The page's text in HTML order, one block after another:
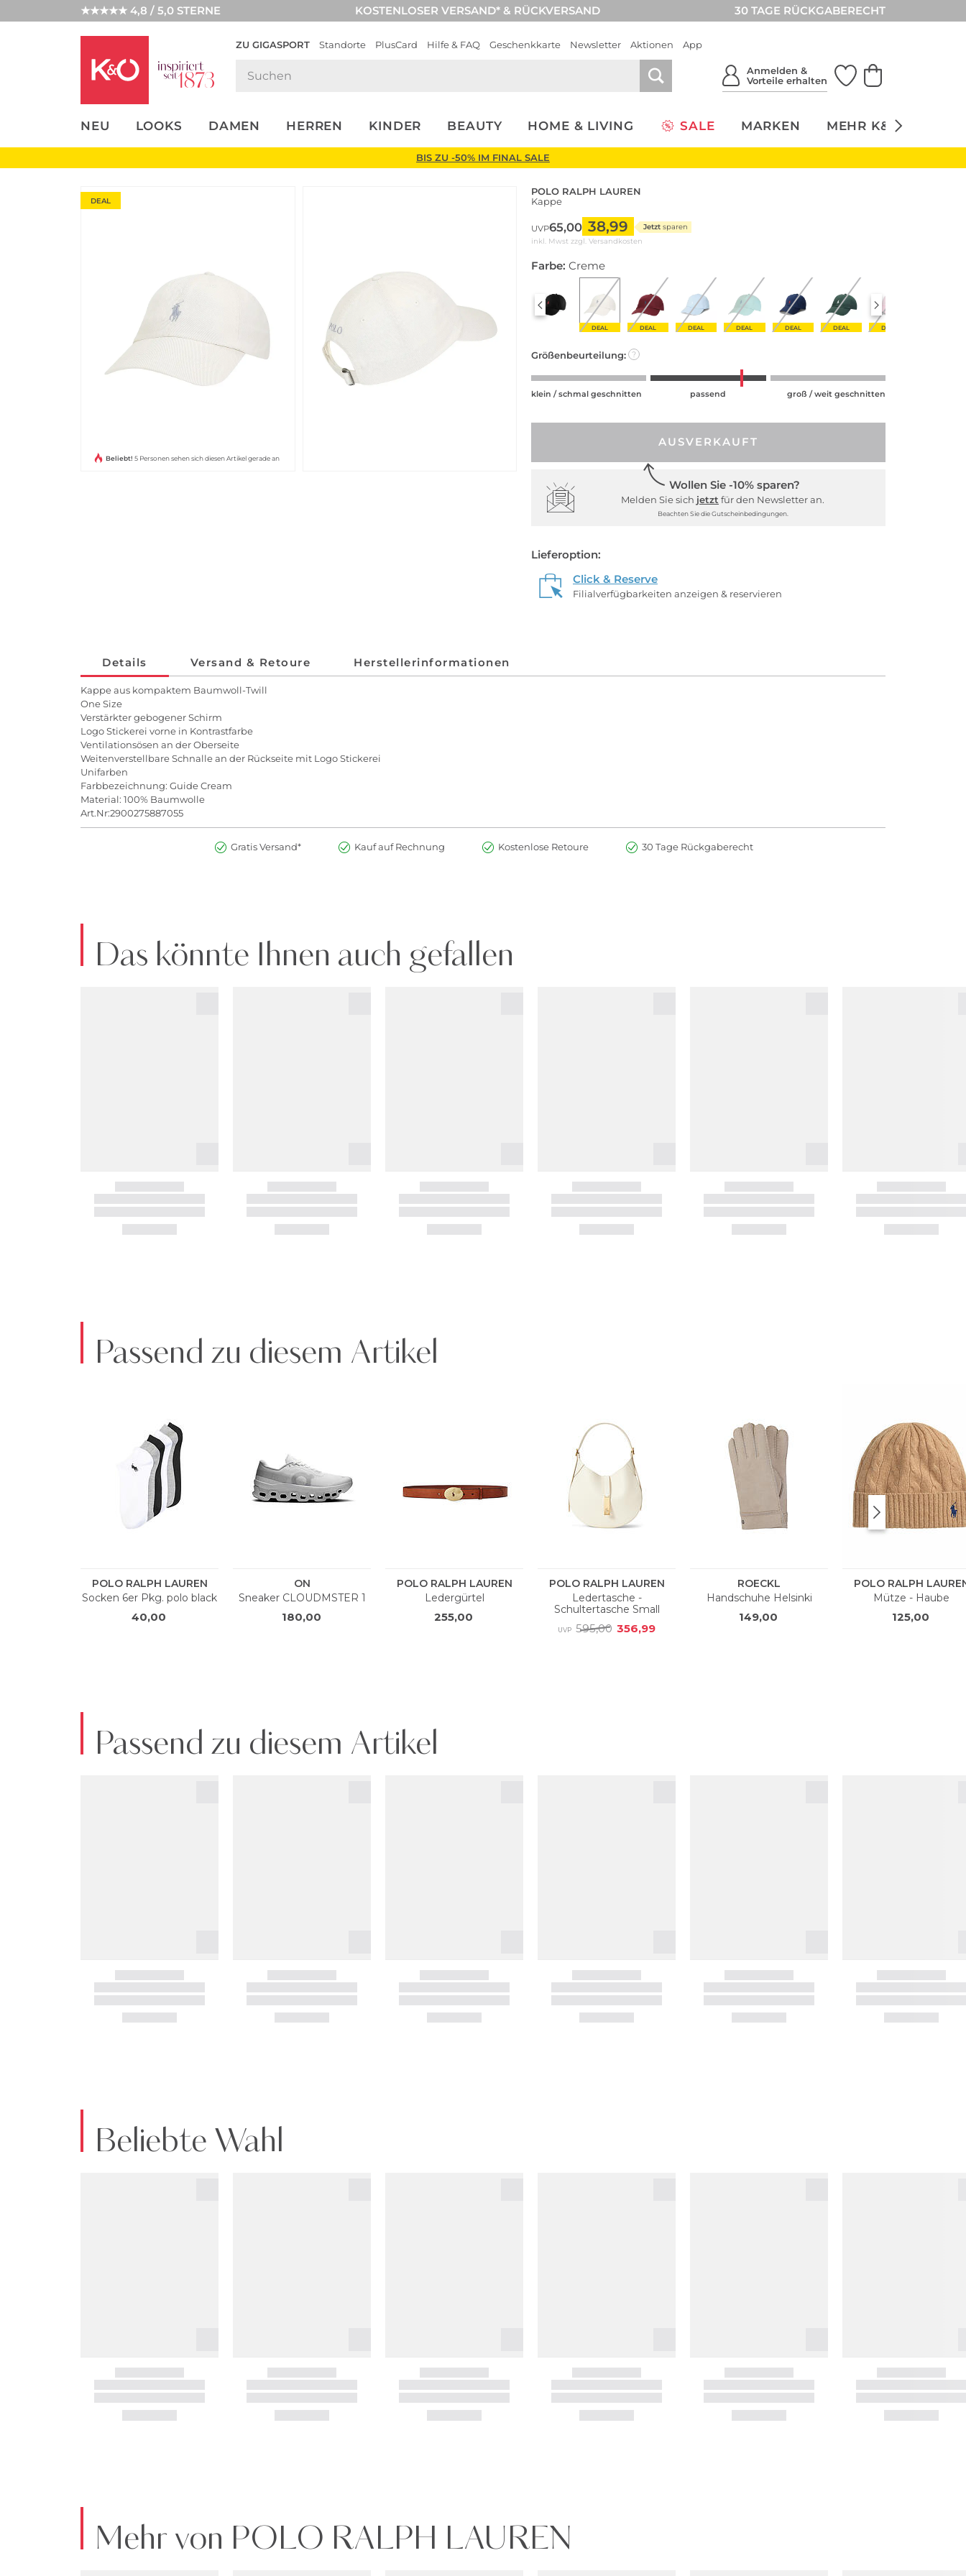
★★★★★ 4,8 / 5,0 STERNE KOSTENLOSER VERSAND* & RÜCKVERSAND 30 TAGE RÜCKGABERECHT
ZU GIGASPORT Standorte PlusCard Hilfe & FAQ Geschenkkarte Newsletter Aktionen App
Anmelden &
Vorteile erhalten
NEU LOOKS DAMEN HERREN KINDER BEAUTY HOME & LIVING SALE MARKEN MEHR K&Ö
UNSERE APP
CLICK &
BIS ZU -50% IM FINAL SALE
DEAL
Beliebt! 5 Personen sehen sich diesen Artikel gerade an
POLO RALPH LAUREN
Kappe
UVP65,00 38,99 Jetzt sparen
inkl. Mwst zzgl. Versandkosten
Farbe: Creme
DEAL DEAL DEAL DEAL DEAL DEAL DEAL
Größenbeurteilung: ?
klein / schmal geschnitten passend groß / weit geschnitten
AUSVERKAUFT
Wollen Sie -10% sparen?
Melden Sie sich jetzt für den Newsletter an.
Beachten Sie die Gutscheinbedingungen.
Lieferoption:
Click & Reserve
Filialverfügbarkeiten anzeigen & reservieren
Details Versand & Retoure Herstellerinformationen
Kappe aus kompaktem Baumwoll-Twill
One Size
Verstärkter gebogener Schirm
Logo Stickerei vorne in Kontrastfarbe
Ventilationsösen an der Oberseite
Weitenverstellbare Schnalle an der Rückseite mit Logo Stickerei
Unifarben
Farbbezeichnung: Guide Cream
Material: 100% Baumwolle
Art.Nr:2900275887055
Gratis Versand* Kauf auf Rechnung Kostenlose Retoure 30 Tage Rückgaberecht
Das könnte Ihnen auch gefallen
Passend zu diesem Artikel
Passend zu diesem Artikel
Beliebte Wahl
Mehr von POLO RALPH LAUREN